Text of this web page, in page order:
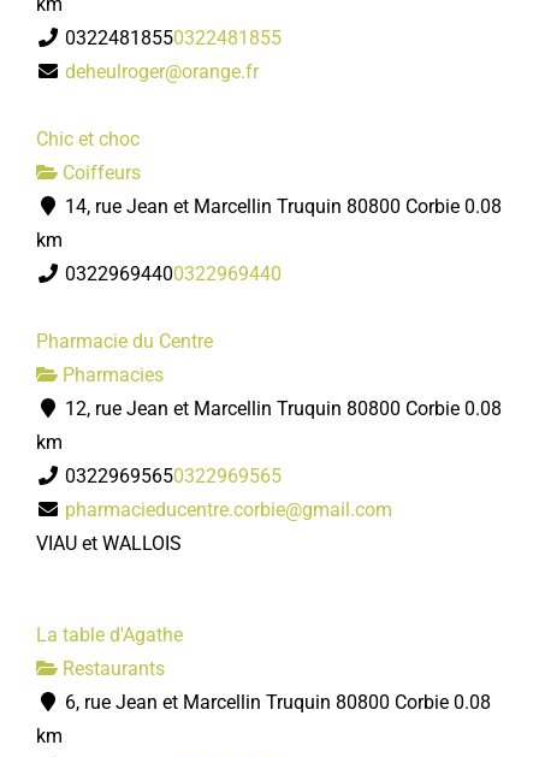
03224818550322481855
deheulroger@orange.fr
Chic et choc
Coiffeurs
14, rue Jean et Marcellin Truquin 80800 Corbie 0.08
km
03229694400322969440
Pharmacie du Centre
Pharmacies
12, rue Jean et Marcellin Truquin 80800 Corbie 0.08
km
03229695650322969565
pharmacieducentre.corbie@gmail.com
VIAU et WALLOIS
La table d'Agathe
Restaurants
6, rue Jean et Marcellin Truquin 80800 Corbie 0.08
km